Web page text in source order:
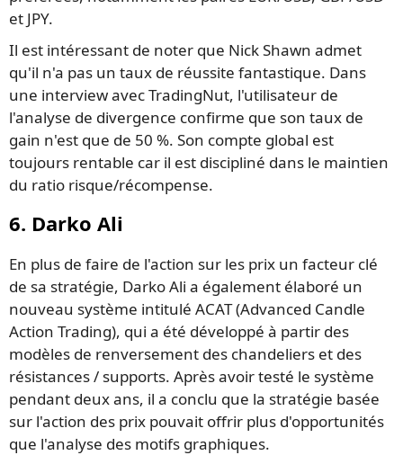
et JPY.
Il est intéressant de noter que Nick Shawn admet
qu'il n'a pas un taux de réussite fantastique. Dans
une interview avec TradingNut, l'utilisateur de
l'analyse de divergence confirme que son taux de
gain n'est que de 50 %. Son compte global est
toujours rentable car il est discipliné dans le maintien
du ratio risque/récompense.
6. Darko Ali
En plus de faire de l'action sur les prix un facteur clé
de sa stratégie, Darko Ali a également élaboré un
nouveau système intitulé ACAT (Advanced Candle
Action Trading), qui a été développé à partir des
modèles de renversement des chandeliers et des
résistances / supports. Après avoir testé le système
pendant deux ans, il a conclu que la stratégie basée
sur l'action des prix pouvait offrir plus d'opportunités
que l'analyse des motifs graphiques.